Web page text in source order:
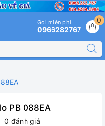
0
Gọi miễn phí
0966282767
PB 088EA
0 đánh giá